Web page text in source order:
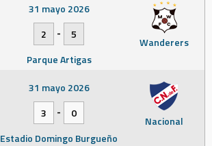
Wanderers
31 mayo 2026
2
-
5
Parque Artigas
Nacional
31 mayo 2026
3
-
0
Estadio Domingo Burgueño